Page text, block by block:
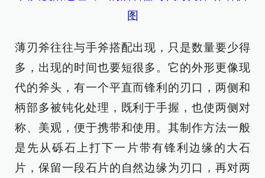
图
薄刃斧往往与手斧搭配出现，只是数量要少得
多，出现的时间也要短很多。它的外形更像现
代的斧头，有一个平直而锋利的刃口，两侧和
柄部多被钝化处理，既利于手握，也使两侧对
称、美观，便于携带和使用。其制作方法一般
是先从砾石上打下一片带有锋利边缘的大石
片，保留一段石片的自然边缘为刃口，再对两